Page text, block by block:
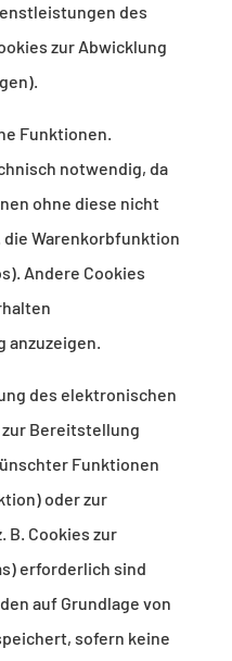
des
zur Abwicklung
Funktionen.
notwendig, da
ohne diese nicht
Warenkorbfunktion
Andere Cookies
anzuzeigen.
des elektronischen
Bereitstellung
Funktionen
oder zur
B. Cookies zur
erforderlich sind
auf Grundlage von
sofern keine